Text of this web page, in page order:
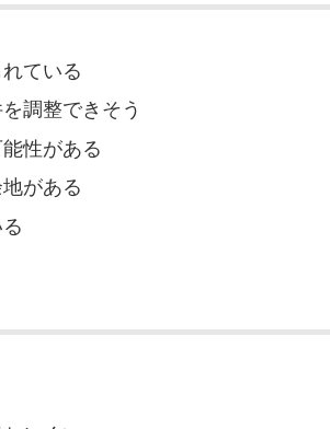
ている
調整できそう
性がある
がある